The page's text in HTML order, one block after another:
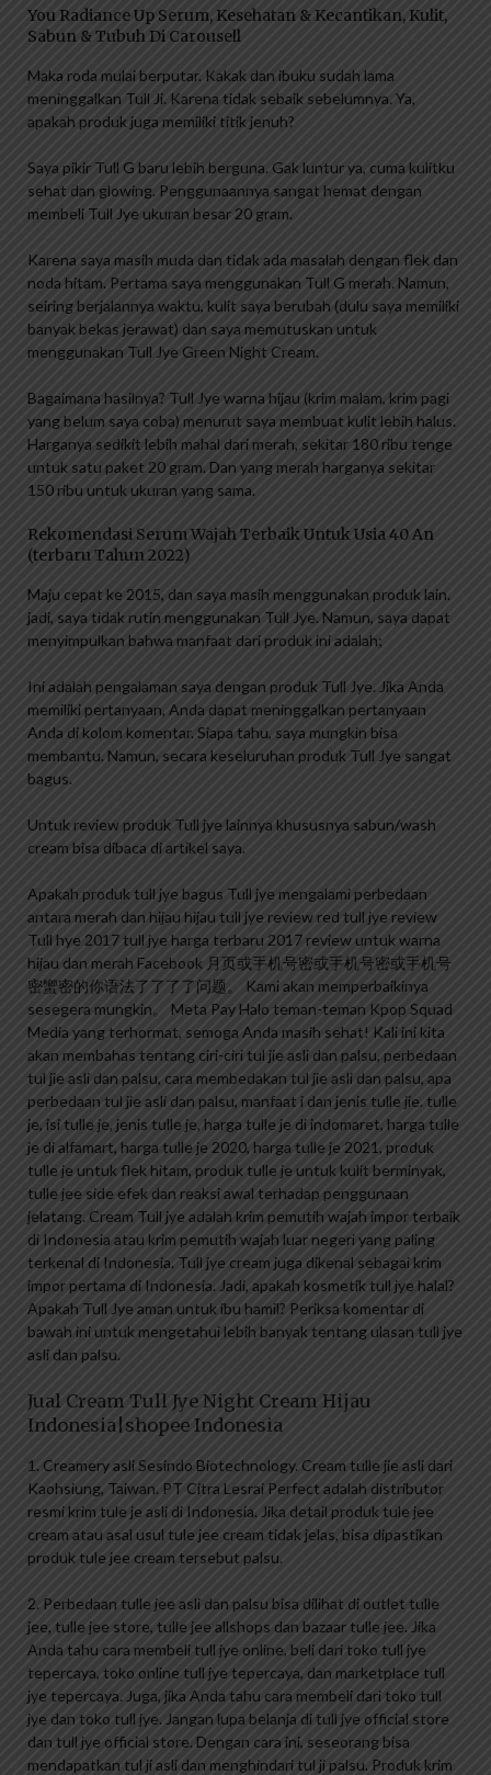
You Radiance Up Serum, Kesehatan & Kecantikan, Kulit,
Sabun & Tubuh Di Carousell
Maka roda mulai berputar. Kakak dan ibuku sudah lama
meninggalkan Tull Ji. Karena tidak sebaik sebelumnya. Ya,
apakah produk juga memiliki titik jenuh?
Saya pikir Tull G baru lebih berguna. Gak luntur ya, cuma kulitku
sehat dan glowing. Penggunaannya sangat hemat dengan
membeli Tull Jye ukuran besar 20 gram.
Karena saya masih muda dan tidak ada masalah dengan flek dan
noda hitam. Pertama saya menggunakan Tull G merah. Namun,
seiring berjalannya waktu, kulit saya berubah (dulu saya memiliki
banyak bekas jerawat) dan saya memutuskan untuk
menggunakan Tull Jye Green Night Cream.
Bagaimana hasilnya? Tull Jye warna hijau (krim malam, krim pagi
yang belum saya coba) menurut saya membuat kulit lebih halus.
Harganya sedikit lebih mahal dari merah, sekitar 180 ribu tenge
untuk satu paket 20 gram. Dan yang merah harganya sekitar
150 ribu untuk ukuran yang sama.
Rekomendasi Serum Wajah Terbaik Untuk Usia 40 An
(terbaru Tahun 2022)
Maju cepat ke 2015, dan saya masih menggunakan produk lain.
jadi, saya tidak rutin menggunakan Tull Jye. Namun, saya dapat
menyimpulkan bahwa manfaat dari produk ini adalah;
Ini adalah pengalaman saya dengan produk Tull Jye. Jika Anda
memiliki pertanyaan, Anda dapat meninggalkan pertanyaan
Anda di kolom komentar. Siapa tahu, saya mungkin bisa
membantu. Namun, secara keseluruhan produk Tull Jye sangat
bagus.
Untuk review produk Tull jye lainnya khususnya sabun/wash
cream bisa dibaca di artikel saya.
Apakah produk tull jye bagus Tull jye mengalami perbedaan
antara merah dan hijau hijau tull jye review red tull jye review
Tull hye 2017 tull jye harga terbaru 2017 review untuk warna
hijau dan merah Facebook 月页或手机号密或手机号密或手机号
密蠁密的你语法了了了了问题。 Kami akan memperbaikinya
sesegera mungkin。 Meta Pay Halo teman-teman Kpop Squad
Media yang terhormat, semoga Anda masih sehat! Kali ini kita
akan membahas tentang ciri-ciri tul jie asli dan palsu, perbedaan
tul jie asli dan palsu, cara membedakan tul jie asli dan palsu, apa
perbedaan tul jie asli dan palsu, manfaat i dan jenis tulle jie. tulle
je, isi tulle je, jenis tulle je, harga tulle je di indomaret, harga tulle
je di alfamart, harga tulle je 2020, harga tulle je 2021, produk
tulle je untuk flek hitam, produk tulle je untuk kulit berminyak,
tulle jee side efek dan reaksi awal terhadap penggunaan
jelatang. Cream Tull jye adalah krim pemutih wajah impor terbaik
di Indonesia atau krim pemutih wajah luar negeri yang paling
terkenal di Indonesia. Tull jye cream juga dikenal sebagai krim
impor pertama di Indonesia. Jadi, apakah kosmetik tull jye halal?
Apakah Tull Jye aman untuk ibu hamil? Periksa komentar di
bawah ini untuk mengetahui lebih banyak tentang ulasan tull jye
asli dan palsu.
Jual Cream Tull Jye Night Cream Hijau
Indonesia|shopee Indonesia
1. Creamery asli Sesindo Biotechnology. Cream tulle jie asli dari
Kaohsiung, Taiwan. PT Citra Lesrai Perfect adalah distributor
resmi krim tule je asli di Indonesia. Jika detail produk tule jee
cream atau asal usul tule jee cream tidak jelas, bisa dipastikan
produk tule jee cream tersebut palsu.
2. Perbedaan tulle jee asli dan palsu bisa dilihat di outlet tulle
jee, tulle jee store, tulle jee allshops dan bazaar tulle jee. Jika
Anda tahu cara membeli tull jye online, beli dari toko tull jye
tepercaya, toko online tull jye tepercaya, dan marketplace tull
jye tepercaya. Juga, jika Anda tahu cara membeli dari toko tull
jye dan toko tull jye. Jangan lupa belanja di tull jye official store
dan tull jye official store. Dengan cara ini, seseorang bisa
mendapatkan tul ji asli dan menghindari tul ji palsu. Produk krim